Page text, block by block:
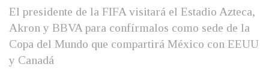
El presidente de la FIFA visitará el Estadio Azteca,
Akron y BBVA para confírmalos como sede de la
Copa del Mundo que compartirá México con EEUU
y Canadá